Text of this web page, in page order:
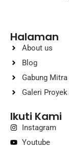
Halaman
About us
Blog
Gabung Mitra
Galeri Proyek
Ikuti Kami
Instagram
Youtube